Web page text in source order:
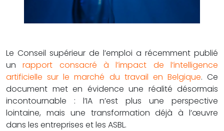
Le Conseil supérieur de l’emploi a récemment publié
unrapport consacré à l’impact de l’intelligence
artificielle sur le marché du travail en Belgique. Ce
document met en évidence une réalité désormais
incontournable : l’IA n’est plus une perspective
lointaine, mais une transformation déjà à l’œuvre
dans les entreprises et les ASBL.